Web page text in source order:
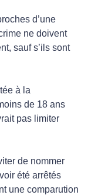
d’une
ne doivent
sauf s’ils sont
à la
de 18 ans
pas limiter
de nommer
été arrêtés
une comparution